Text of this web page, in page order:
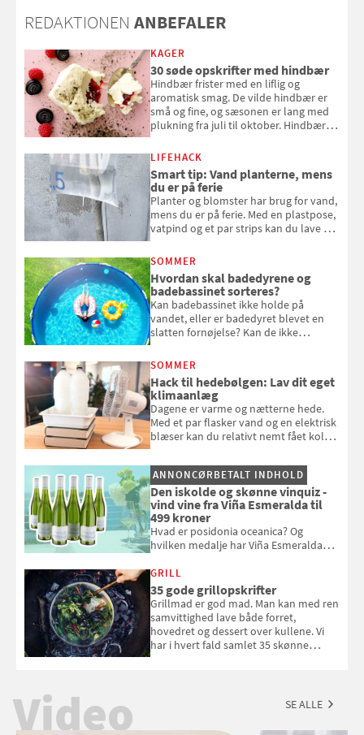
REDAKTIONEN ANBEFALER
KAGER
30 søde opskrifter med hindbær
Hindbær frister med en liflig og
aromatisk smag. De vilde hindbær er
små og fine, og sæsonen er lang med
plukning fra juli til oktober. Hindbær
kan bruge dine hindbær i alt fra
bagværk og salater til is og syltning.
LIFEHACK
Smart tip: Vand planterne, mens
du er på ferie
Planter og blomster har brug for vand,
mens du er på ferie. Med en plastpose,
vatpind og et par strips kan du lave dit
at bede naboen om at vande eller
komme hjem til døde planter
SOMMER
Hvordan skal badedyrene og
badebassinet sorteres?
Kan badebassinet ikke holde på
vandet, eller er badedyret blevet en
slatten fornøjelse? Kan de ikke
opmærksom, når du smider
badebassinet eller et badedyr ud
SOMMER
Hack til hedebølgen: Lav dit eget
klimaanlæg
Dagene er varme og nætterne hede.
Med et par flasker vand og en elektrisk
blæser kan du relativt nemt fået koldt
og se, hvordan du gør
ANNONCØRBETALT INDHOLD
Den iskolde og skønne vinquiz -
vind vine fra Viña Esmeralda til
499 kroner
Hvad er posidonia oceanica? Og
hvilken medalje har Viña Esmeralda
med i Samvirkes skønne vinquiz, hvor
du kan vinde 6 flasker vin fra Viña
Esmeralda. Konkurrencen slutter 1.
september 2026.
GRILL
35 gode grillopskrifter
Grillmad er god mad. Man kan med ren
samvittighed lave både forret,
hovedret og dessert over kullene. Vi
har i hvert fald samlet 35 skønne
Video SE ALLE